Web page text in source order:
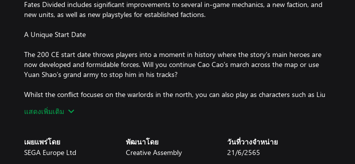
Fates Divided includes significant improvements to several in-game mechanics, a new faction, and
new units, as well as new playstyles for established factions.
A Unique Start Date
The 200 CE start date throws players into a moment in history where the story’s main heroes are
now developed and formidable forces. Will you continue Cao Cao’s march across the map or use
Yuan Shao’s grand army to stop him in his tracks?
Whilst the conflict focuses on the warlords in the north, you can also play as characters such as Liu
Play as Liu Yan, a man of great ambition and strategy, as he attempts to establish a lasting legacy
for his family. Make best use of Liu Yan’s aspiration mechanic to set the stage for Liu Zhang’s
แสดงเพิ่มเติม
เผยแพร่โดย
SEGA Europe Ltd
พัฒนาโดย
Creative Assembly
วันที่วางจำหน่าย
21/6/2565